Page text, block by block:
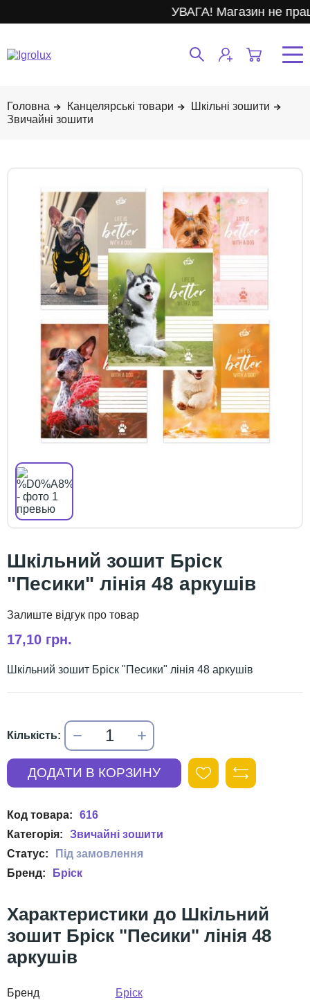
УВАГА! Магазин не
Канцелярські товари
Шкільні зошити
Звичайні зошити
Шкільний зошит Бріск
"Песики" лінія 48 аркушів
17,10 грн.
Шкільний зошит Бріск "Песики" лінія 48 аркушів
616
Звичайні зошити
Бріск
Шкільний
зошит Бріск "Песики" лінія 48
аркушів
Бренд
Бріск